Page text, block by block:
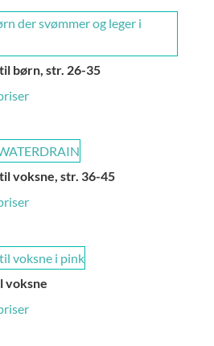
børn, str. 26-35
voksne, str. 36-45
voksne